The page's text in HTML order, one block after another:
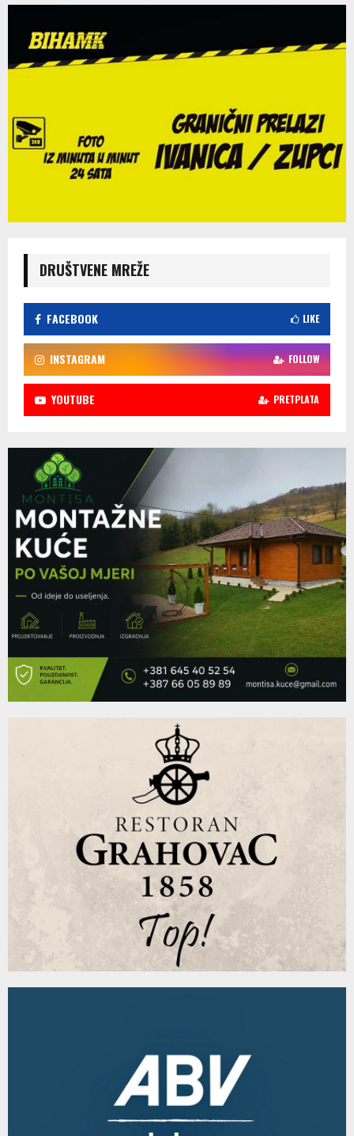
DRUŠTVENE MREŽE
FACEBOOK LIKE
INSTAGRAM FOLLOW
YOUTUBE PRETPLATA